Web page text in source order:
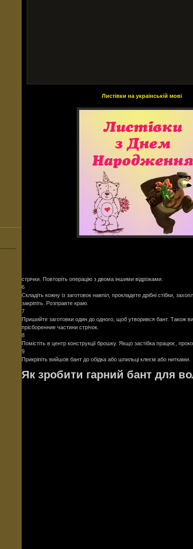
Листівки на українській мові
стрічки. Повторіть операцію з двома іншими відрізками.
6
Складіть кожну із заготовок навпіл, прокладете дрібні стібки,
закріпіть. Розправте краю.
7
Пришийте заготовки один до одного, щоб утворився бант. Також
прісборенние частини стрічок.
8
Помістіть в центр конструкції брошку. Якщо застібка працює,
9
Прикріпіть вийшов бант до обідка або шпильці клеєм або нитками.
Як зробити гарний бант для